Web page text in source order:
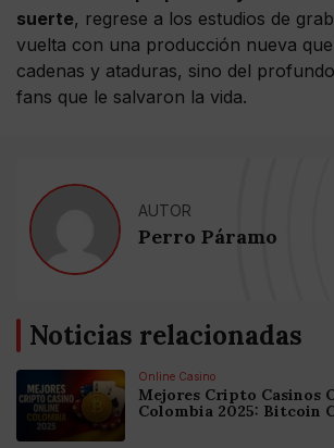
suerte, regrese a los estudios de
vuelta con una producción nueva
cadenas y ataduras, sino del
fans que le salvaron la vida.
AUTOR
Perro Páramo
Noticias relacionadas
Online Casino
Mejores Cripto Casinos
Colombia 2025: Bitcoin